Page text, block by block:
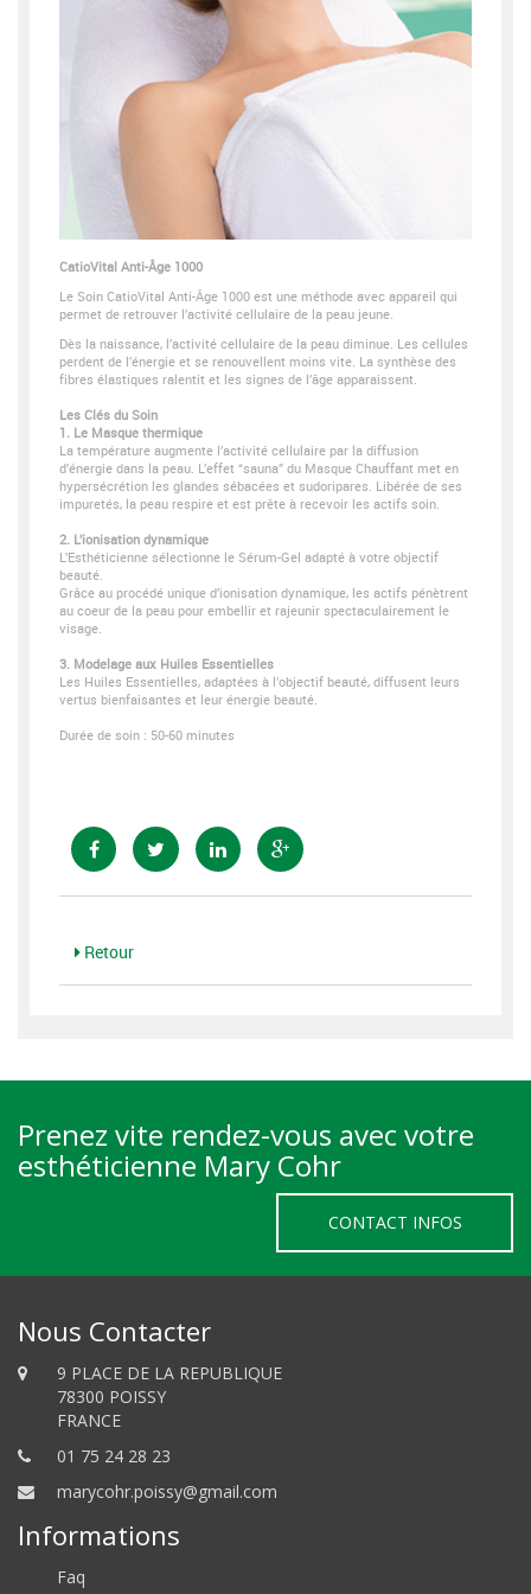
CatioVital Anti-Âge 1000
Le Soin CatioVital Anti-Âge 1000 est une méthode avec appareil qui
permet de retrouver l’activité cellulaire de la peau jeune.
Dès la naissance, l’activité cellulaire de la peau diminue. Les cellules
perdent de l’énergie et se renouvellent moins vite. La synthèse des
fibres élastiques ralentit et les signes de l’âge apparaissent.
Les Clés du Soin
1. Le Masque thermique
La température augmente l’activité cellulaire par la diffusion
d’énergie dans la peau. L’effet “sauna” du Masque Chauffant met en
hypersécrétion les glandes sébacées et sudoripares. Libérée de ses
impuretés, la peau respire et est prête à recevoir les actifs soin.
2. L’ionisation dynamique
L’Esthéticienne sélectionne le Sérum-Gel adapté à votre objectif
beauté.
Grâce au procédé unique d’ionisation dynamique, les actifs pénètrent
au coeur de la peau pour embellir et rajeunir spectaculairement le
visage.
3. Modelage aux Huiles Essentielles
Les Huiles Essentielles, adaptées à l’objectif beauté, diffusent leurs
vertus bienfaisantes et leur énergie beauté.
Durée de soin : 50-60 minutes
Retour
Prenez vite rendez-vous avec votre
esthéticienne Mary Cohr
CONTACT INFOS
Nous Contacter
9 PLACE DE LA REPUBLIQUE
78300 POISSY
FRANCE
01 75 24 28 23
marycohr.poissy@gmail.com
Informations
Faq